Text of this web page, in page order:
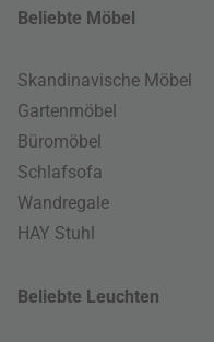
Beliebte Möbel
Skandinavische Möbel
Gartenmöbel
Büromöbel
Schlafsofa
Wandregale
HAY Stuhl
Beliebte Leuchten